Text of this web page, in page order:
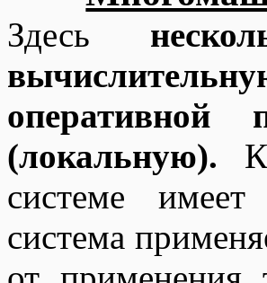
Здесь
оперативной
(локальную).
системе
система